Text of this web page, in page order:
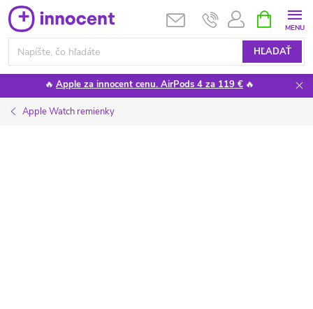
Prejsť
na
obsah
HĽADAŤ
KOŠÍK
🔥 Apple za innocent cenu. AirPods 4 za 119 € 🔥
Apple Watch remienky